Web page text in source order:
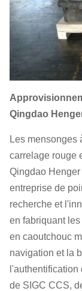
Qingdao
Les mensonges
carrelage rouge
Qingdao
entreprise de
recherche et
en fabriquant
en caoutchouc
navigation et la
de SIGC CCS,